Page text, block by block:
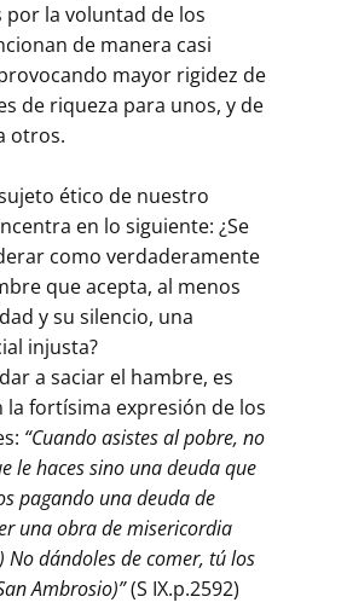
por la voluntad de los
de manera casi
mayor rigidez de
de riqueza para unos, y de
otros.
ético de nuestro
en lo siguiente: ¿Se
como verdaderamente
que acepta, al menos
y su silencio, una
injusta?
a saciar el hambre, es
la fortísima expresión de los
“Cuando asistes al pobre, no
le haces sino una deuda que
pagando una deuda de
una obra de misericordia
No dándoles de comer, tú los
Ambrosio)”(S IX.p.2592)